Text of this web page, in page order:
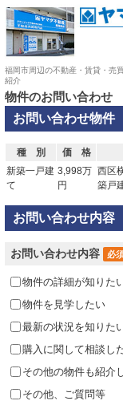
福岡市周辺の不動産・賃貸・売
紹介
物件のお問い合わせ
お問い合わせ物件
種 別 価 格
新築一戸建
て
3,998万
円
西区
築戸
お問い合わせ内容
お問い合わせ内容 必
物件の詳細が知りた
物件を見学したい
最新の状況を知りた
購入に関して相談し
その他の物件も紹介
その他、ご質問等